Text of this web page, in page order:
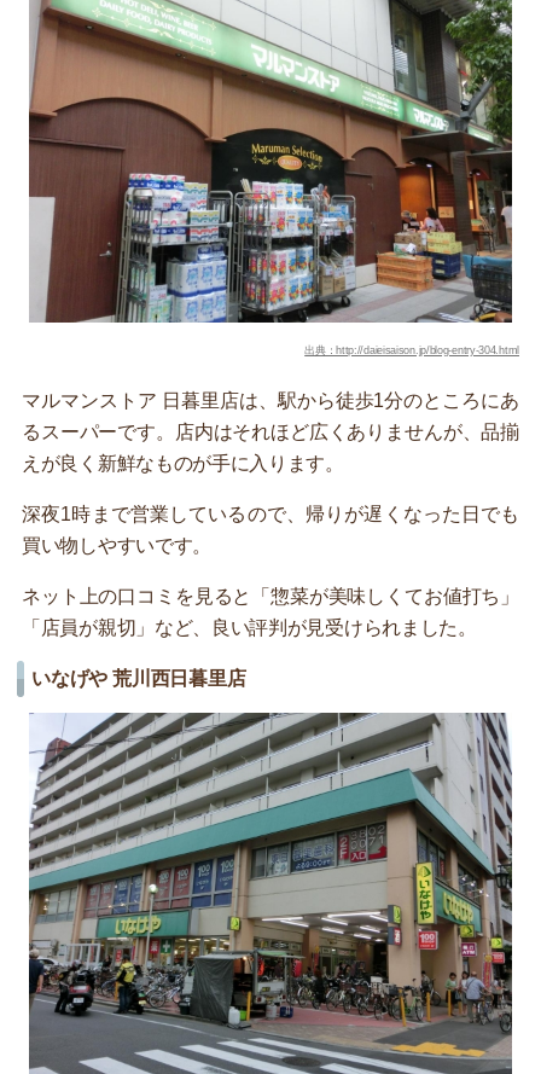
出典：http://daieisaison.jp/blog-entry-304.html
マルマンストア 日暮里店は、駅から徒歩1分のところにあ
るスーパーです。店内はそれほど広くありませんが、品揃
えが良く新鮮なものが手に入ります。
深夜1時まで営業しているので、帰りが遅くなった日でも
買い物しやすいです。
ネット上の口コミを見ると「惣菜が美味しくてお値打ち」
「店員が親切」など、良い評判が見受けられました。
いなげや 荒川西日暮里店